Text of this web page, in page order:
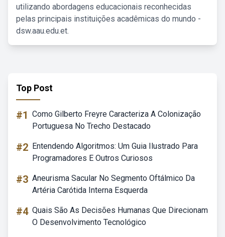
utilizando abordagens educacionais reconhecidas
pelas principais instituições acadêmicas do mundo -
dsw.aau.edu.et.
Top Post
#1 Como Gilberto Freyre Caracteriza A Colonização
Portuguesa No Trecho Destacado
#2 Entendendo Algoritmos: Um Guia Ilustrado Para
Programadores E Outros Curiosos
#3 Aneurisma Sacular No Segmento Oftálmico Da
Artéria Carótida Interna Esquerda
#4 Quais São As Decisões Humanas Que Direcionam
O Desenvolvimento Tecnológico